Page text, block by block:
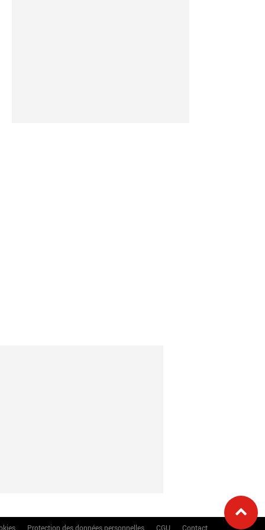
Protection des données personnelles CGU Contact